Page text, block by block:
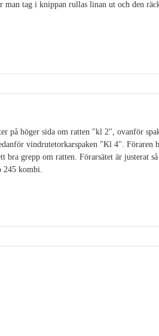
tag i knippan rullas linan ut och den
på höger sida om ratten "kl 2", ovanför
vindrutetorkarspaken "Kl 4". Föraren
bra grepp om ratten. Förarsätet är justerat
kombi.